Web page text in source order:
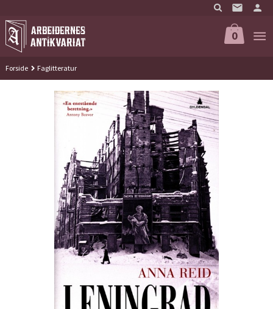
til
innholdet
0
Forside Faglitteratur